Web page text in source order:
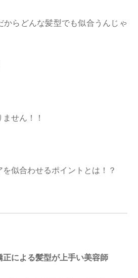
からどんな髪型でも似合うんじゃ
せん！！
似合わせるポイントとは！？
正による髪型が上手い美容師